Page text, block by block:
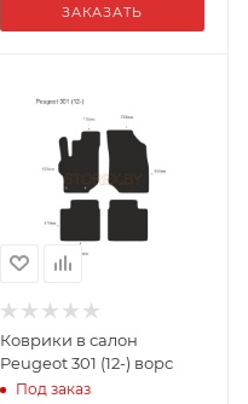
ЗАКАЗАТЬ
Коврики в салон
Peugeot 301 (12-) ворс
Под заказ